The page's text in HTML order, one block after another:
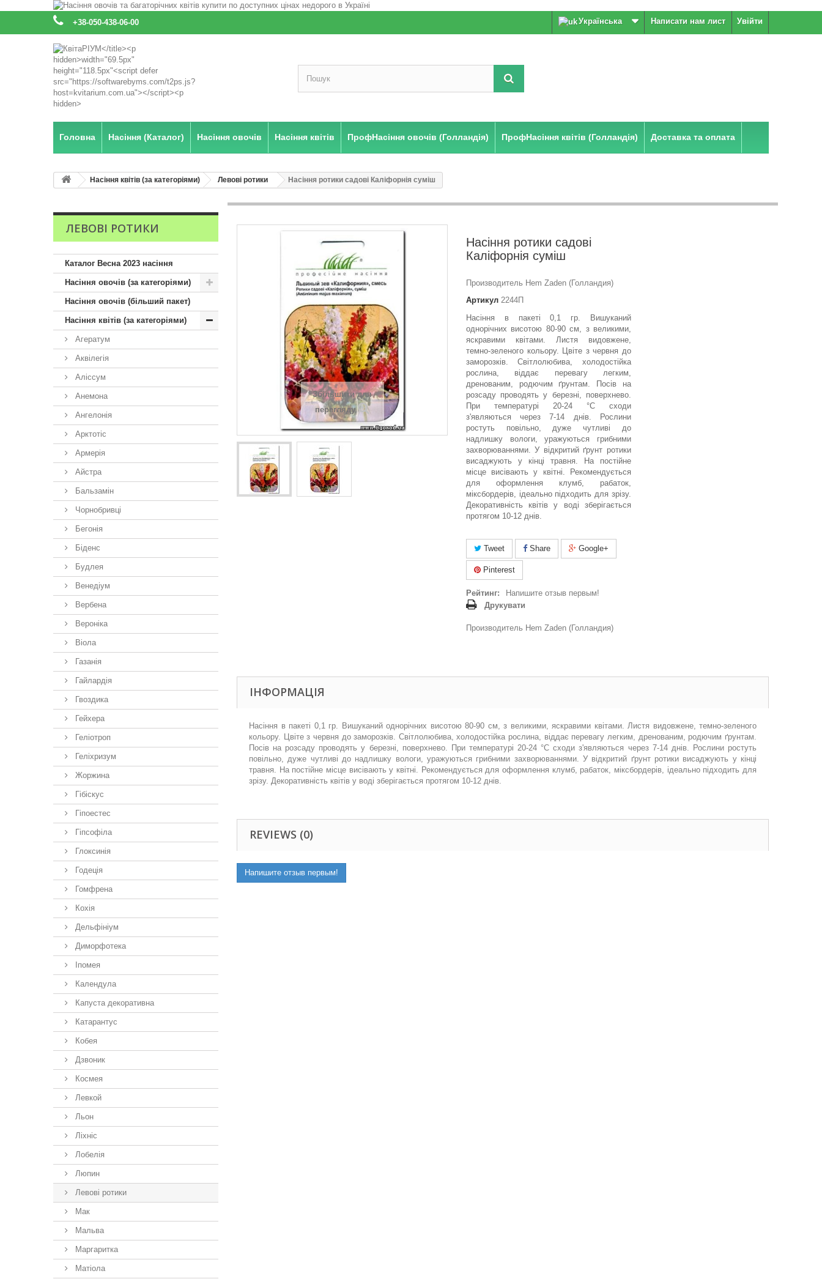
Увійти
Написати нам лист
: +38-050-438-06-00 Українська
Головна Насіння (Каталог) Насіння овочів Насіння квітів ПрофНасіння овочів (Голландія) ПрофНасіння квітів (Голландія) Доставка та оплата
Насіння квітів (за категоріями) Левові ротики Насіння ротики садові Каліфорнія суміш
ЛЕВОВІ РОТИКИ
Каталог Весна 2023 насіння
Насіння овочів (за категоріями)
Насіння овочів (більший пакет)
Насіння квітів (за категоріями)
Агератум
Аквілегія
Аліссум
Анемона
Ангелонія
Арктотiс
Армерія
Айстра
Бальзамін
Чорнобривці
Бегонія
Біденс
Будлея
Венедіум
Вербена
Вероніка
Віола
Газанія
Гайлардія
Гвоздика
Гейхера
Геліотроп
Геліхризум
Жоржина
Гібіскус
Гіпоестес
Гіпсофіла
Глоксинія
Годеція
Гомфрена
Кохія
Дельфініум
Диморфотека
Іпомея
Календула
Капуста декоративна
Катарантус
Кобея
Дзвоник
Космея
Левкой
Льон
Ліхніс
Лобелія
Люпин
Левові ротики
Мак
Мальва
Маргаритка
Матіола
Збільшити для
перегляду
Насіння ротики садові
Каліфорнія суміш
Производитель Hem Zaden (Голландия)
Артикул 2244П
Насіння в пакеті 0,1 гр. Вишуканий
однорічних висотою 80-90 см, з великими,
яскравими квітами. Листя видовжене,
темно-зеленого кольору. Цвіте з червня до
заморозків. Світлолюбива, холодостійка
рослина, віддає перевагу легким,
дренованим, родючим ґрунтам. Посів на
розсаду проводять у березні, поверхнево.
При температурі 20-24 °С сходи
з'являються через 7-14 днів. Рослини
ростуть повільно, дуже чутливі до
надлишку вологи, уражуються грибними
захворюваннями. У відкритий ґрунт ротики
висаджують у кінці травня. На постійне
місце висівають у квітні. Рекомендується
для оформлення клумб, рабаток,
міксбордерів, ідеально підходить для зрізу.
Декоративність квітів у воді зберігається
протягом 10-12 днів.
Tweet Share Google+
Pinterest
Рейтинг:
Напишите отзыв первым!
Друкувати
Производитель Hem Zaden (Голландия)
ІНФОРМАЦІЯ
Насіння в пакеті 0,1 гр. Вишуканий однорічних висотою 80-90 см, з великими, яскравими квітами. Листя видовжене, темно-зеленого
кольору. Цвіте з червня до заморозків. Світлолюбива, холодостійка рослина, віддає перевагу легким, дренованим, родючим ґрунтам.
Посів на розсаду проводять у березні, поверхнево. При температурі 20-24 °С сходи з'являються через 7-14 днів. Рослини ростуть
повільно, дуже чутливі до надлишку вологи, уражуються грибними захворюваннями. У відкритий ґрунт ротики висаджують у кінці
травня. На постійне місце висівають у квітні. Рекомендується для оформлення клумб, рабаток, міксбордерів, ідеально підходить для
зрізу. Декоративність квітів у воді зберігається протягом 10-12 днів.
REVIEWS (0)
Напишите отзыв первым!